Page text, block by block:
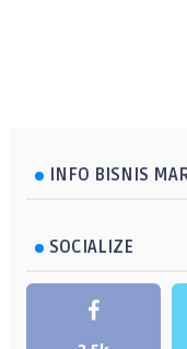
INFO BISNIS
SOCIALIZE